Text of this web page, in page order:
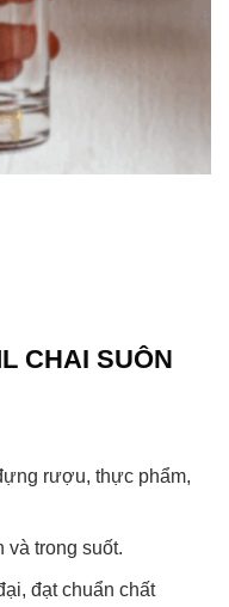
CHAI SUÔN
rượu, thực phẩm,
và trong suốt.
đạt chuẩn chất